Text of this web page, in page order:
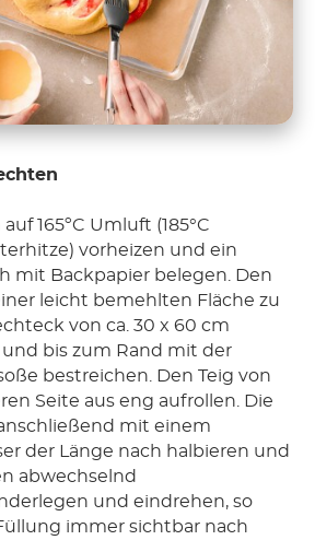
165ºC Umluft (185°C
vorheizen und ein
mit Backpapier belegen. Den
leicht bemehlten Fläche zu
von ca. 30 x 60 cm
und bis zum Rand mit der
bestreichen. Den Teig von
Seite aus eng aufrollen. Die
mit einem
der Länge nach halbieren und
abwechselnd
und eindrehen, so
immer sichtbar nach